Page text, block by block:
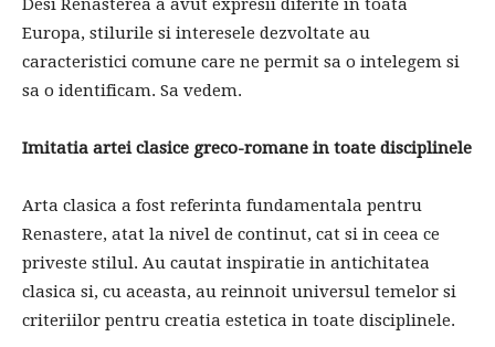
Desi Renasterea a avut expresii diferite in toata
Europa, stilurile si interesele dezvoltate au
caracteristici comune care ne permit sa o intelegem si
sa o identificam. Sa vedem.
Imitatia artei clasice greco-romane in toate disciplinele
Arta clasica a fost referinta fundamentala pentru
Renastere, atat la nivel de continut, cat si in ceea ce
priveste stilul. Au cautat inspiratie in antichitatea
clasica si, cu aceasta, au reinnoit universul temelor si
criteriilor pentru creatia estetica in toate disciplinele.